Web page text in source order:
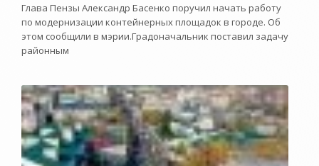
Глава Пензы Александр Басенко поручил начать работу
по модернизации контейнерных площадок в городе. Об
этом сообщили в мэрии.Градоначальник поставил задачу
районным